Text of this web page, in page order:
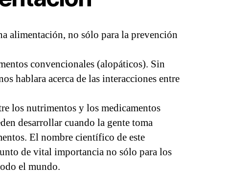
alimentación, no sólo para la prevención
convencionales (alopáticos). Sin
hablara acerca de las interacciones entre
los nutrimentos y los medicamentos
desarrollar cuando la gente toma
El nombre científico de este
de vital importancia no sólo para los
el mundo.